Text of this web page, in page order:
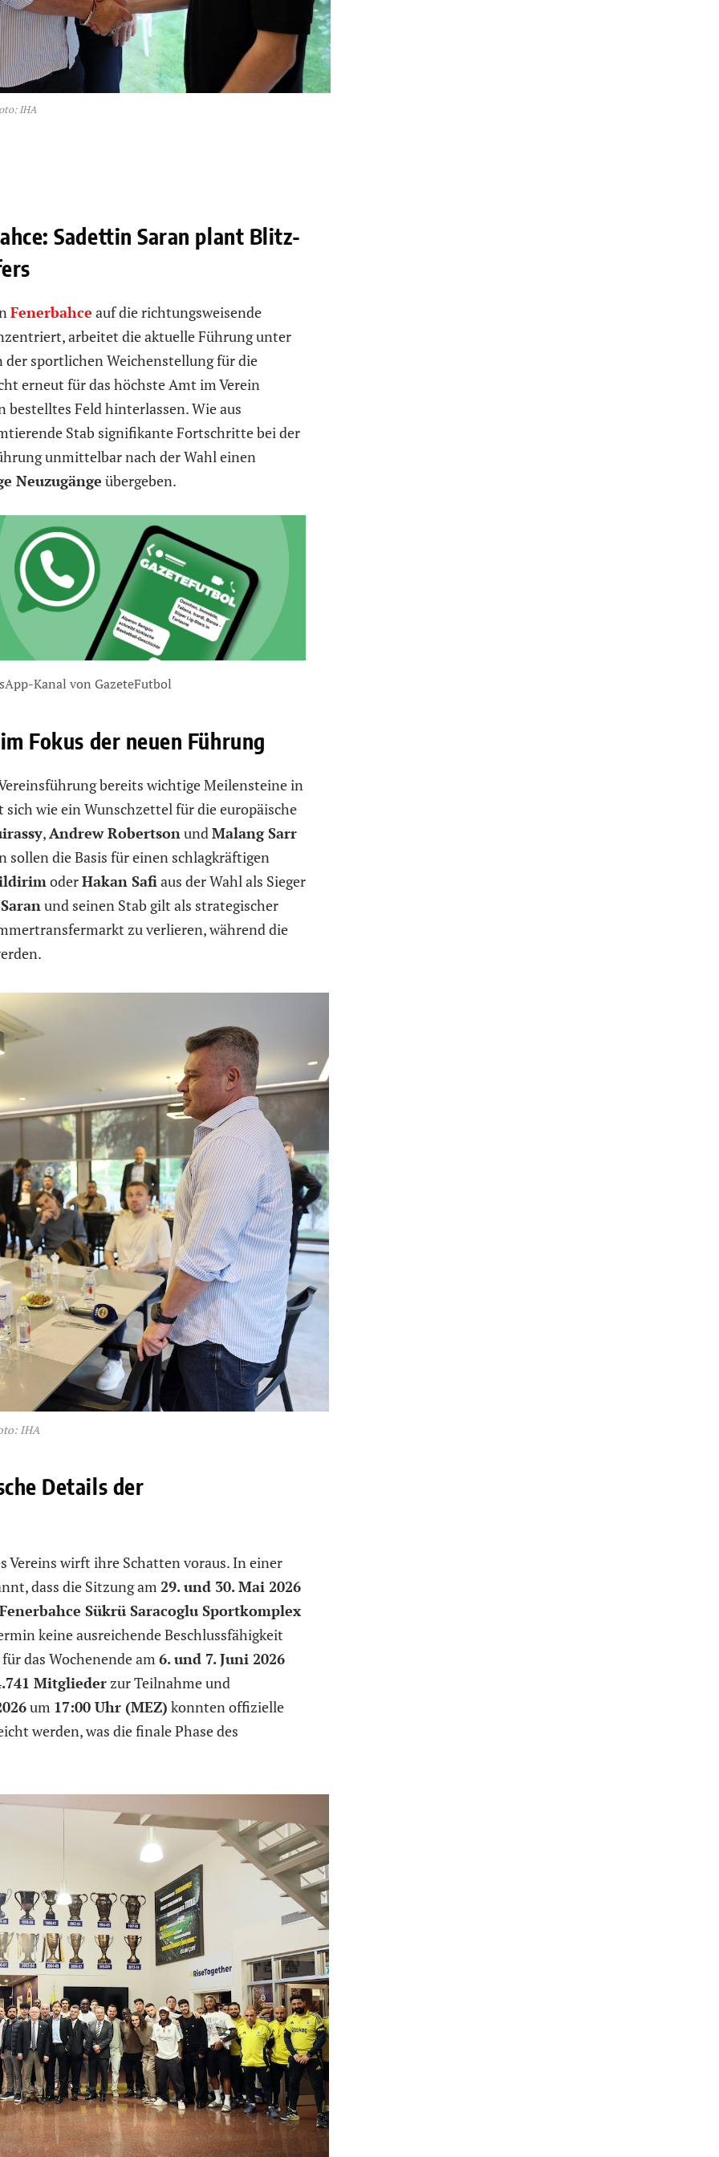
IHA
Sadettin Saran plant Blitz-
Fenerbahce auf die richtungsweisende
arbeitet die aktuelle Führung unter
sportlichen Weichenstellung für die
erneut für das höchste Amt im Verein
Feld hinterlassen. Wie aus
Stab signifikante Fortschritte bei der
unmittelbar nach der Wahl einen
Neuzugänge übergeben.
Kanal von GazeteFutbol
Fokus der neuen Führung
bereits wichtige Meilensteine in
wie ein Wunschzettel für die europäische
,Andrew RobertsonundMalang Sarr
sollen die Basis für einen schlagkräftigen
oderHakan Safiaus der Wahl als Sieger
und seinen Stab gilt als strategischer
zu verlieren, während die
IHA
Details der
Vereins wirft ihre Schatten voraus. In einer
dass die Sitzung am 29. und 30. Mai 2026
Sükrü Saracoglu Sportkomplex
keine ausreichende Beschlussfähigkeit
das Wochenende am 6. und 7. Juni 2026
Mitgliederzur Teilnahme und
um 17:00 Uhr (MEZ) konnten offizielle
werden, was die finale Phase des